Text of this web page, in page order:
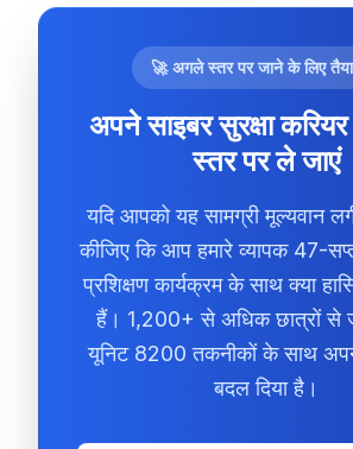
🚀 अगले स्तर पर जाने के लिए
अपने साइबर सुरक्षा
स्तर पर ले जाएं
यदि आपको यह सामग्री मूल्यवान
कीजिए कि आप हमारे व्यापक 47-
प्रशिक्षण कार्यक्रम के साथ क्या
हैं। 1,200+ से अधिक छात्रों से
यूनिट 8200 तकनीकों के साथ
बदल दिया है।